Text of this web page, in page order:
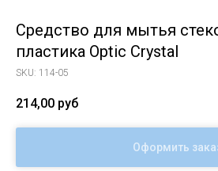
Средство для мытья
пластика Optic Crystal
SKU: 114-05
214,00 руб
Оформить